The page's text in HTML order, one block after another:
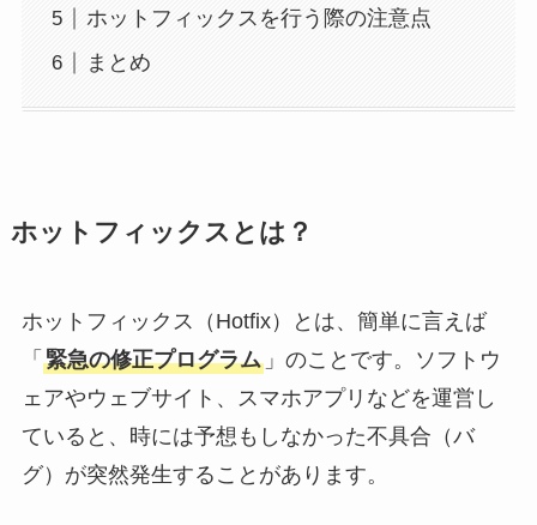
ホットフィックスを行う際の注意点
まとめ
ホットフィックスとは？
ホットフィックス（Hotfix）とは、簡単に言えば
「 緊急の修正プログラム」のことです。ソフトウ
ェアやウェブサイト、スマホアプリなどを運営し
ていると、時には予想もしなかった不具合（バ
グ）が突然発生することがあります。